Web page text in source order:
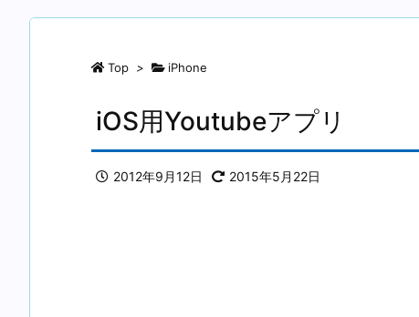
Top > iPhone
iOS用Youtubeアプリ
2012年9月12日 2015年5月22日